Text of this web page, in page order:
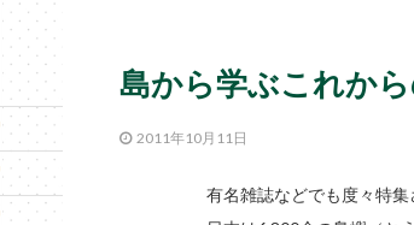
島から学ぶこれか
2011年10月11日
有名雑誌などでも度々特